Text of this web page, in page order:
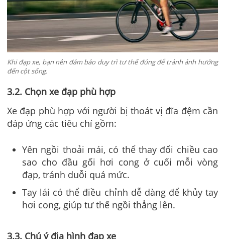
Khi đạp xe, bạn nên đảm bảo duy trì tư thế đúng để tránh ảnh hưởng
đến cột sống.
3.2. Chọn xe đạp phù hợp
Xe đạp phù hợp với người bị thoát vị đĩa đệm cần
đáp ứng các tiêu chí gồm:
Yên ngồi thoải mái, có thể thay đổi chiều cao
sao cho đầu gối hơi cong ở cuối mỗi vòng
đạp, tránh duỗi quá mức.
Tay lái có thể điều chỉnh dễ dàng để khủy tay
hơi cong, giúp tư thế ngồi thẳng lên.
3.3. Chú ý địa hình đạp xe